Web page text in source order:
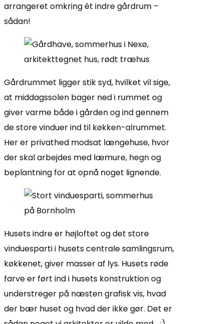
arrangeret omkring ét indre gårdrum –
sådan!
Gårdrummet ligger stik syd, hvilket vil sige,
at middagssolen bager ned i rummet og
giver varme både i gården og ind gennem
de store vinduer ind til køkken-alrummet.
Her er privathed modsat længehuse, hvor
der skal arbejdes med læmure, hegn og
beplantning for at opnå noget lignende.
Husets indre er højloftet og det store
vinduesparti i husets centrale samlingsrum,
køkkenet, giver masser af lys. Husets røde
farve er ført ind i husets konstruktion og
understreger på næsten grafisk vis, hvad
der bær huset og hvad der ikke gør. Det er